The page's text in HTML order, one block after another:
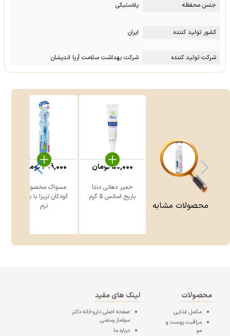
جنس محفظه پلاستیکی
کشور تولید کننده ایران
شرکت تولید کننده شرکت بهداشت سلامت آریا اندیشان
محصولات مشابه
خمیر دهانی دنتا
باریج اسانس 5 گرم
50,000تومان
مسواک مخصوص
کودکان تریزا با برس
نرم
299,000تومان
محصولات
مکمل غذایی
مراقبت پوست و
مو
لینک های مفید
صفحه اصلیداروخانه دکتر
سولماز رستمی
درباره ما